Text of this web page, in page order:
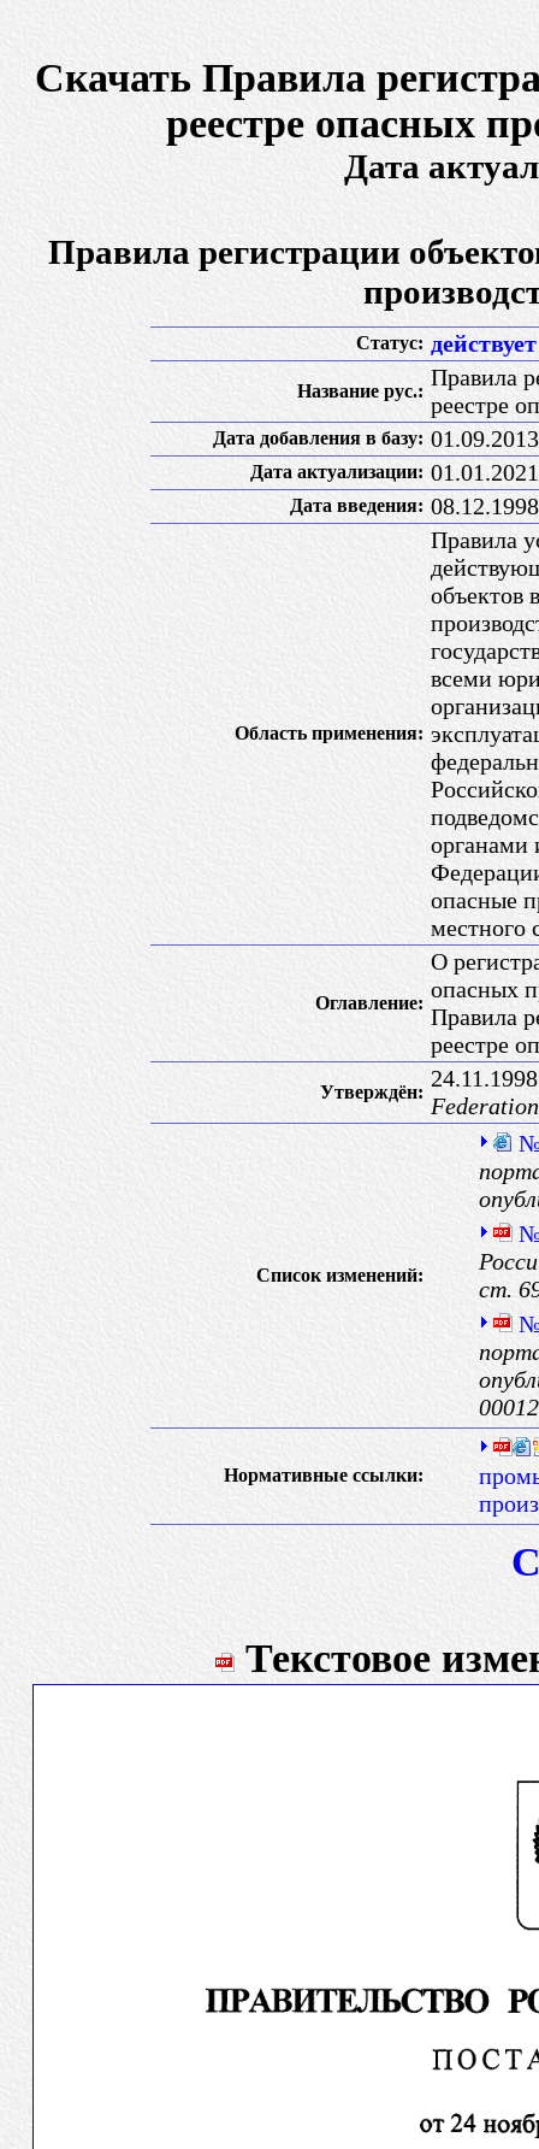
Скачать Правила
реестре опасных
Дата
Правила регистрации
Статус: действует
Название рус.:
Правила
реестре
Дата добавления в базу: 01.09.2013
Дата актуализации: 01.01.2021
Дата введения: 08.12.1998
Область применения:
Правила
объектов
всеми
органами
опасные
местного
Оглавление:
О
опасных
Правила
реестре
Утверждён:
Список изменений:
№
№
ст.
№
Нормативные ссылки:
Текстовое